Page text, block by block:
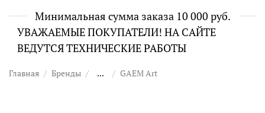
Минимальная сумма заказа 10 000 руб.
УВАЖАЕМЫЕ ПОКУПАТЕЛИ! НА САЙТЕ
ВЕДУТСЯ ТЕХНИЧЕСКИЕ РАБОТЫ
Главная Бренды ... GAEM Art